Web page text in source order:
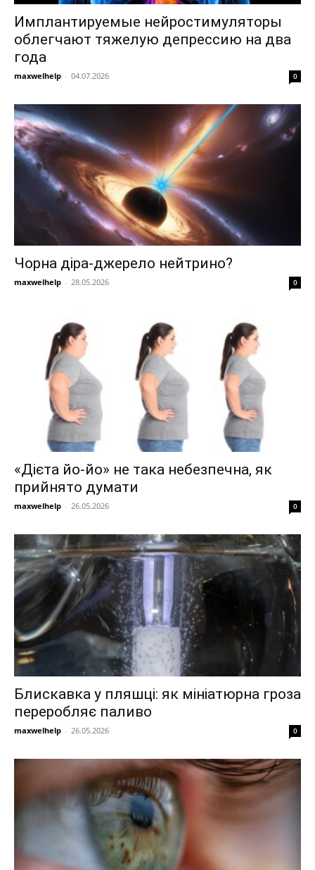
Имплантируемые нейростимуляторы
облегчают тяжелую депрессию на два
года
maxwelhelp - 04.07.2026 0
Чорна діра-джерело нейтрино?
maxwelhelp - 28.05.2026 0
«Дієта йо-йо» не така небезпечна, як
прийнято думати
maxwelhelp - 26.05.2026 0
Блискавка у пляшці: як мініатюрна гроза
переробляє паливо
maxwelhelp - 26.05.2026 0